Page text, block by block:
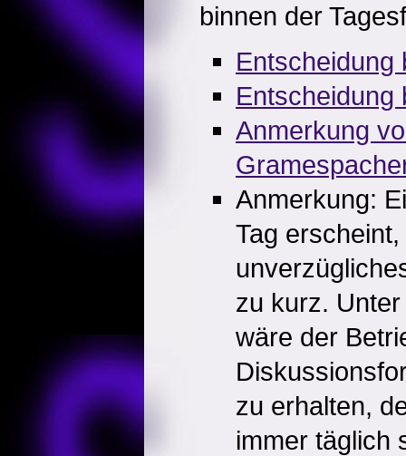
binnen der
Entscheidung
Entscheidung
Anmerkung
Anmerkung:
Tag
zu kurz.
wäre der
zu erhalten,
immer täglich